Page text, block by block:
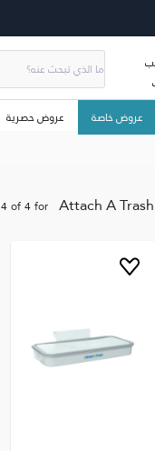
عروض خاصة عروض حصرية
4of4for Attach A Trash